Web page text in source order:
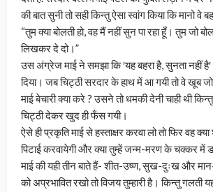
की बात सुनी तो सही किन्तु ऐसा स्वांग किया कि मानो वे
“तुम क्या बोलती हो, वह मैं नहीं सुन पा रहा हूँ। तुम जो
लिखकर दे दो।”
उस अंग्रेज माई ने समझा कि ʹयह बहरा है, सुनता नहीं
दिया। जब चिट्ठी सरदार के हाथ में आ गयी तो वे खूब
माई बेचारी क्या करे ? उसने तो धमकी देनी चाही थी
चिट्ठी देकर खुद ही फँस गयी।
ऐसे ही प्रकृति माई से हस्ताक्षर करवा लो तो फिर वह क्या
पिटाई करवायेगी और क्या तुम्हें जन्म-मरण के चक्कर में
माई की यही तीन बाते हैं- शीत-उष्ण, सुख-दुःख और
को अप्रभावित रखो तो विजय तुम्हारी है। किन्तु गलती